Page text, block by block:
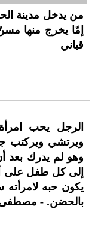
من يدخل مدينة
إمّا يخرج منها
قباني
الرجل يحب
ويرتشي ويركتب
وهو لم يدرك بعد
إلى كل طفل على
يكون حبه لامرأته
بالحضن. -